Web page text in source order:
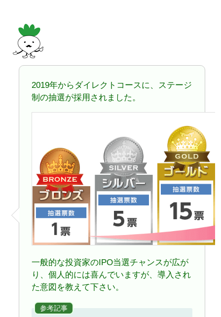
2019年からダイレクトコースに、ステージ
制の抽選が採用されました。
一般的な投資家のIPO当選チャンスが広が
り、個人的には喜んでいますが、導入され
た意図を教えて下さい。
参考記事